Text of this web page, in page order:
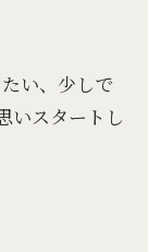
い、少しで
いスタートし